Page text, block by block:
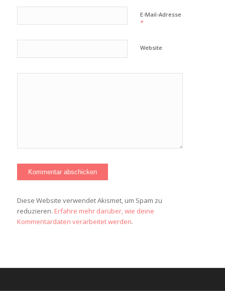
E-Mail-Adresse
*
Website
Diese Website verwendet Akismet, um Spam zu
reduzieren. Erfahre mehr darüber, wie deine
Kommentardaten verarbeitet werden.